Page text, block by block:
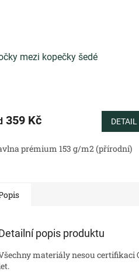
mezi kopečky šedé
359 Kč DETAIL
prémium 153 g/m2 (přírodní)
popis produktu
materiály nesou certifikaci